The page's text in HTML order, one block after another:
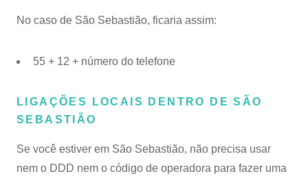
No caso de São Sebastião, ficaria assim:
55 + 12 + número do telefone
LIGAÇÕES LOCAIS DENTRO DE SÃO
SEBASTIÃO
Se você estiver em São Sebastião, não precisa usar
nem o DDD nem o código de operadora para fazer uma